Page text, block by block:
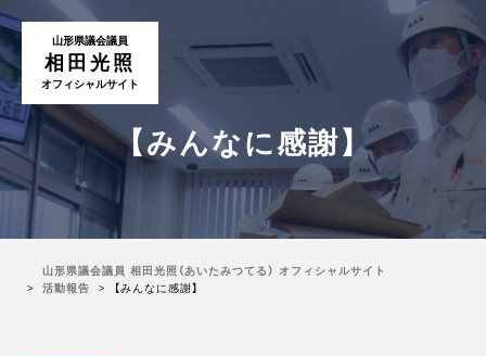
山形県議会議員
相田光照
オフィシャルサイト
【みんなに感謝】
山形県議会議員 相田光照（あいたみつてる） オフィシャルサイト
活動報告
【みんなに感謝】